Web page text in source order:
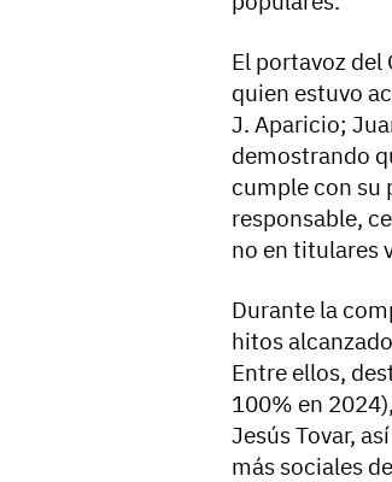
El portavoz del
quien estuvo
J. Aparicio;
demostrando
cumple con su
responsable,
no en titulares
Durante la
hitos
Entre ellos,
100% en
Jesús Tovar,
más sociales